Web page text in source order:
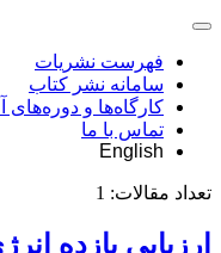
فهرست نشریات
سامانه نشر کتاب
کارگاه‌ها و
تماس با ما
English
تعداد مقالات: 1
ارزیابی بازده